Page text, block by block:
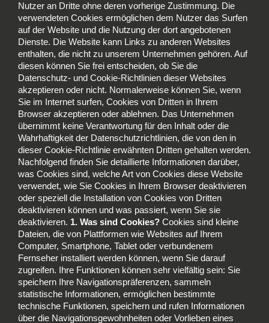
Nutzer an Dritte ohne deren vorherige Zustimmung. Die
verwendeten Cookies ermöglichen dem Nutzer das Surfen
auf der Website und die Nutzung der dort angebotenen
Dienste. Die Website kann Links zu anderen Websites
enthalten, die nicht zu unserem Unternehmen gehören. Auf
diesen können Sie frei entscheiden, ob Sie die
Datenschutz- und Cookie-Richtlinien dieser Websites
akzeptieren oder nicht. Normalerweise können Sie, wenn
Sie im Internet surfen, Cookies von Dritten in Ihrem
Browser akzeptieren oder ablehnen. Das Unternehmen
übernimmt keine Verantwortung für den Inhalt oder die
Wahrhaftigkeit der Datenschutzrichtlinien, die von den in
dieser Cookie-Richtlinie erwähnten Dritten gehalten werden.
Nachfolgend finden Sie detaillierte Informationen darüber,
was Cookies sind, welche Art von Cookies diese Website
verwendet, wie Sie Cookies in Ihrem Browser deaktivieren
oder speziell die Installation von Cookies von Dritten
deaktivieren können und was passiert, wenn Sie sie
deaktivieren. 1. Was sind Cookies? Cookies sind kleine
Dateien, die von Plattformen wie Websites auf Ihrem
Computer, Smartphone, Tablet oder verbundenem
Fernseher installiert werden können, wenn Sie darauf
zugreifen. Ihre Funktionen können sehr vielfältig sein: Sie
speichern Ihre Navigationspräferenzen, sammeln
statistische Informationen, ermöglichen bestimmte
technische Funktionen, speichern und rufen Informationen
über die Navigationsgewohnheiten oder Vorlieben eines